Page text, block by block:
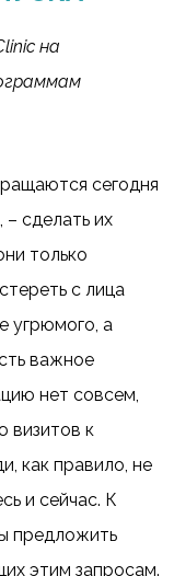
на
сегодня
сделать их
только
с лица
угрюмого, а
важное
нет совсем,
визитов к
как правило, не
и сейчас. К
предложить
этим запросам.